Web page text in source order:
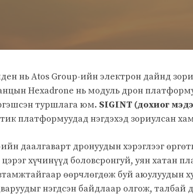
нь Atos Group-ийн электрон дайнд
Hexadrone нь модуль дрон
туршлага юм. SIGINT (дохиог
платформуудад нэгдэхэд зориулсан
ийн даалгаварт дронуудын хэрэглээг
цэрэг хүчинүүд боловсронгуй, уян хатан
өөрчлөгдөж буй аюулуудын
нэгдсэн байдлаар олгож, талбай